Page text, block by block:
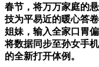
春节，将万万家庭的
技为平易近的暖心答
姐妹，输入全家口胃
将数据同步至孙女手
的全新打开体例。